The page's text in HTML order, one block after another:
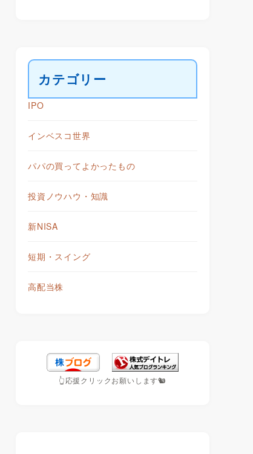
カテゴリー
IPO
インベスコ世界
パパの買ってよかったもの
投資ノウハウ・知識
新NISA
短期・スイング
高配当株
👆応援クリックお願いします🐿️